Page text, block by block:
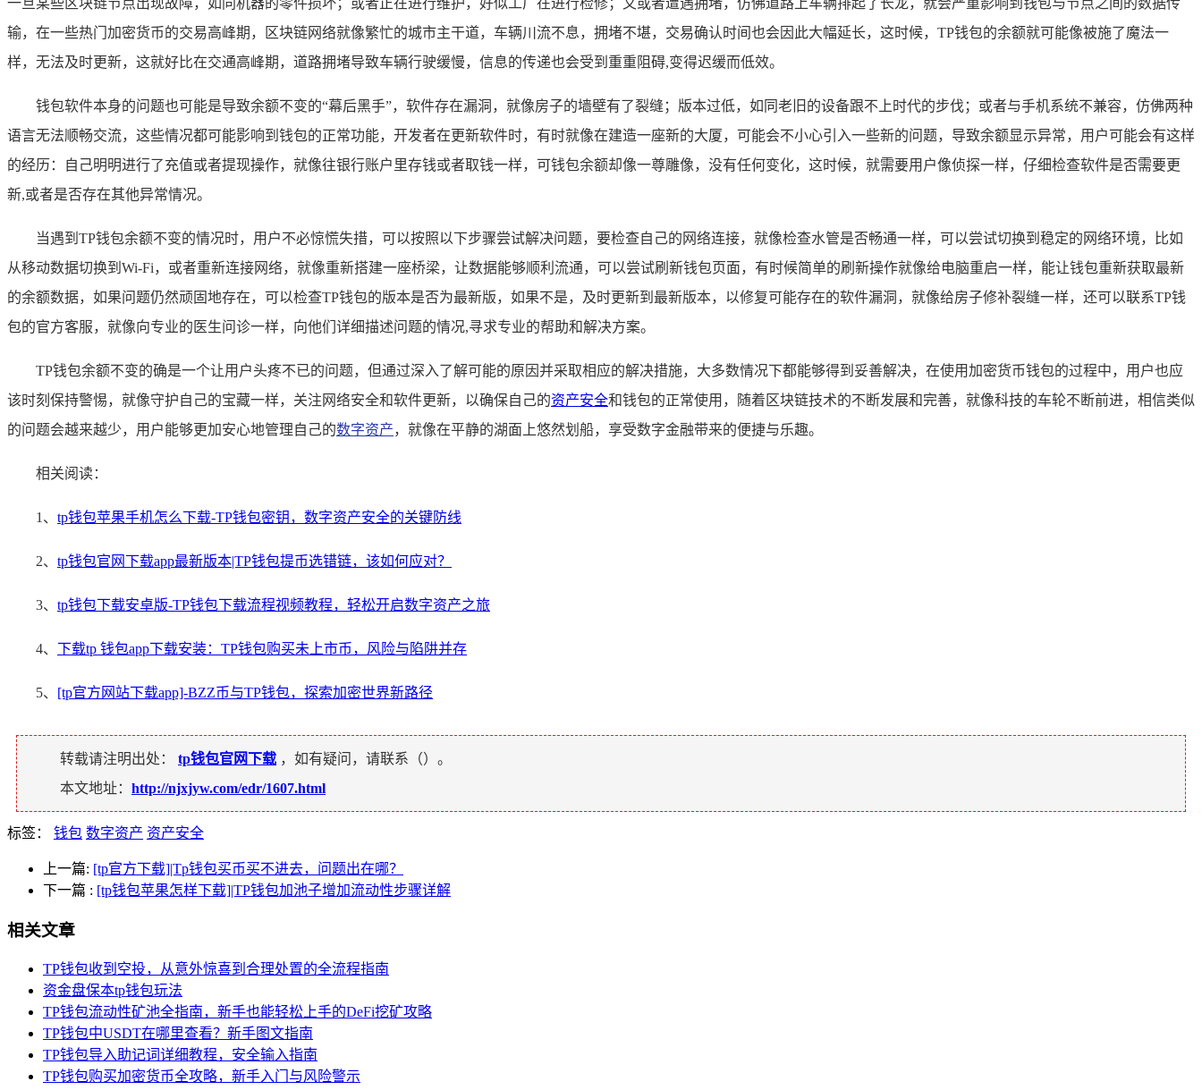
输，在一些热门加密货币的交易高峰期，区块链网络就像繁忙的城市主干道，车辆川流不息，拥堵不堪，交易确认时间也会因此大幅延长，这时候，TP钱包的余额就可能像被施了魔法一
样，无法及时更新，这就好比在交通高峰期，道路拥堵导致车辆行驶缓慢，信息的传递也会受到重重阻碍,变得迟缓而低效。
钱包软件本身的问题也可能是导致余额不变的“幕后黑手”，软件存在漏洞，就像房子的墙壁有了裂缝；版本过低，如同老旧的设备跟不上时代的步伐；或者与手机系统不兼容，仿佛两种
语言无法顺畅交流，这些情况都可能影响到钱包的正常功能，开发者在更新软件时，有时就像在建造一座新的大厦，可能会不小心引入一些新的问题，导致余额显示异常，用户可能会有这样
的经历：自己明明进行了充值或者提现操作，就像往银行账户里存钱或者取钱一样，可钱包余额却像一尊雕像，没有任何变化，这时候，就需要用户像侦探一样，仔细检查软件是否需要更
新,或者是否存在其他异常情况。
当遇到TP钱包余额不变的情况时，用户不必惊慌失措，可以按照以下步骤尝试解决问题，要检查自己的网络连接，就像检查水管是否畅通一样，可以尝试切换到稳定的网络环境，比如
从移动数据切换到Wi-Fi，或者重新连接网络，就像重新搭建一座桥梁，让数据能够顺利流通，可以尝试刷新钱包页面，有时候简单的刷新操作就像给电脑重启一样，能让钱包重新获取最新
的余额数据，如果问题仍然顽固地存在，可以检查TP钱包的版本是否为最新版，如果不是，及时更新到最新版本，以修复可能存在的软件漏洞，就像给房子修补裂缝一样，还可以联系TP钱
包的官方客服，就像向专业的医生问诊一样，向他们详细描述问题的情况,寻求专业的帮助和解决方案。
TP钱包余额不变的确是一个让用户头疼不已的问题，但通过深入了解可能的原因并采取相应的解决措施，大多数情况下都能够得到妥善解决，在使用加密货币钱包的过程中，用户也应
该时刻保持警惕，就像守护自己的宝藏一样，关注网络安全和软件更新，以确保自己的资产安全和钱包的正常使用，随着区块链技术的不断发展和完善，就像科技的车轮不断前进，相信类似
的问题会越来越少，用户能够更加安心地管理自己的数字资产，就像在平静的湖面上悠然划船，享受数字金融带来的便捷与乐趣。
相关阅读：
1、 tp钱包苹果手机怎么下载-TP钱包密钥，数字资产安全的关键防线
2、 tp钱包官网下载app最新版本|TP钱包提币选错链，该如何应对？
3、 tp钱包下载安卓版-TP钱包下载流程视频教程，轻松开启数字资产之旅
4、 下载tp 钱包app下载安装：TP钱包购买未上市币，风险与陷阱并存
5、 [tp官方网站下载app]-BZZ币与TP钱包，探索加密世界新路径
转载请注明出处： tp钱包官网下载 ，如有疑问，请联系（）。
本文地址： http://njxjyw.com/edr/1607.html
标签： 钱包 数字资产 资产安全
上一篇: [tp官方下载]|Tp钱包买币买不进去，问题出在哪？
下一篇 : [tp钱包苹果怎样下载]|TP钱包加池子增加流动性步骤详解
相关文章
TP钱包收到空投，从意外惊喜到合理处置的全流程指南
资金盘保本tp钱包玩法
TP钱包流动性矿池全指南，新手也能轻松上手的DeFi挖矿攻略
TP钱包中USDT在哪里查看？新手图文指南
TP钱包导入助记词详细教程，安全输入指南
TP钱包购买加密货币全攻略，新手入门与风险警示